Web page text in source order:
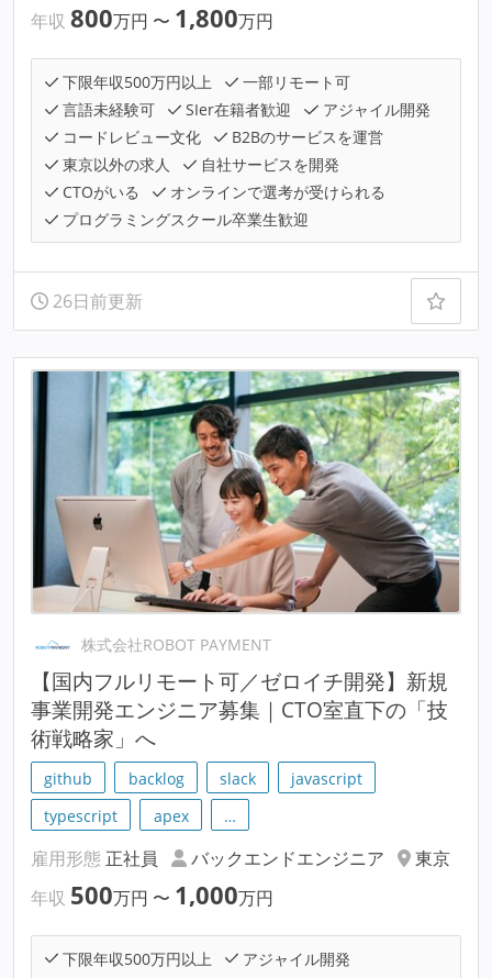
年収 800万円 〜 1,800万円
下限年収500万円以上
一部リモート可
言語未経験可
SIer在籍者歓迎
アジャイル開発
コードレビュー文化
B2Bのサービスを運営
東京以外の求人
自社サービスを開発
CTOがいる
オンラインで選考が受けられる
プログラミングスクール卒業生歓迎
26日前更新
株式会社ROBOT PAYMENT
【国内フルリモート可／ゼロイチ開発】新規
事業開発エンジニア募集｜CTO室直下の「技
術戦略家」へ
github backlog slack
javascript
typescript
apex …
雇用形態 正社員 バックエンドエンジニア
東京
年収 500万円 〜 1,000万円
下限年収500万円以上
アジャイル開発